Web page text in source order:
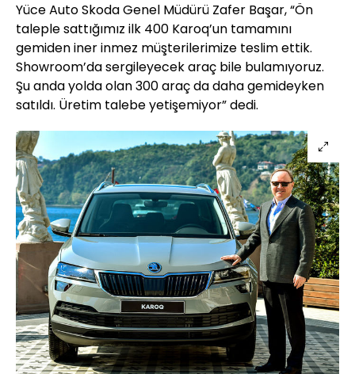
Yüce Auto Skoda Genel Müdürü Zafer Başar, “Ön
taleple sattığımız ilk 400 Karoq’un tamamını
gemiden iner inmez müşterilerimize teslim ettik.
Showroom’da sergileyecek araç bile bulamıyoruz.
Şu anda yolda olan 300 araç da daha gemideyken
satıldı. Üretim talebe yetişemiyor” dedi.